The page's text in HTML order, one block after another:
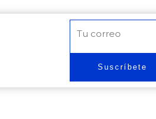
Suscríbete